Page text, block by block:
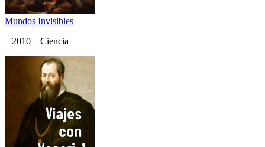
Mundos Invisibles
2010 Ciencia